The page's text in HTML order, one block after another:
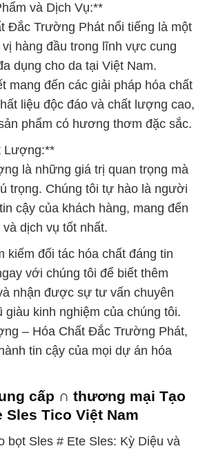
và Dịch Vụ:**
Đắc Trường Phát nổi tiếng là một
hàng đầu trong lĩnh vực cung
dụng cho da tại Việt Nam.
mang đến các giải pháp hóa chất
liệu độc đáo và chất lượng cao,
phẩm có hương thơm đặc sắc.
Lượng:**
là những giá trị quan trọng mà
trọng. Chúng tôi tự hào là người
cậy của khách hàng, mang đến
dịch vụ tốt nhất.
kiếm đối tác hóa chất đáng tin
với chúng tôi để biết thêm
nhận được sự tư vấn chuyên
giàu kinh nghiệm của chúng tôi.
– Hóa Chất Đắc Trường Phát,
tin cậy của mọi dự án hóa
cấp ∩ thương mại Tạo
Sles Tico Việt Nam
bọt Sles # Ete Sles: Kỳ Diệu và